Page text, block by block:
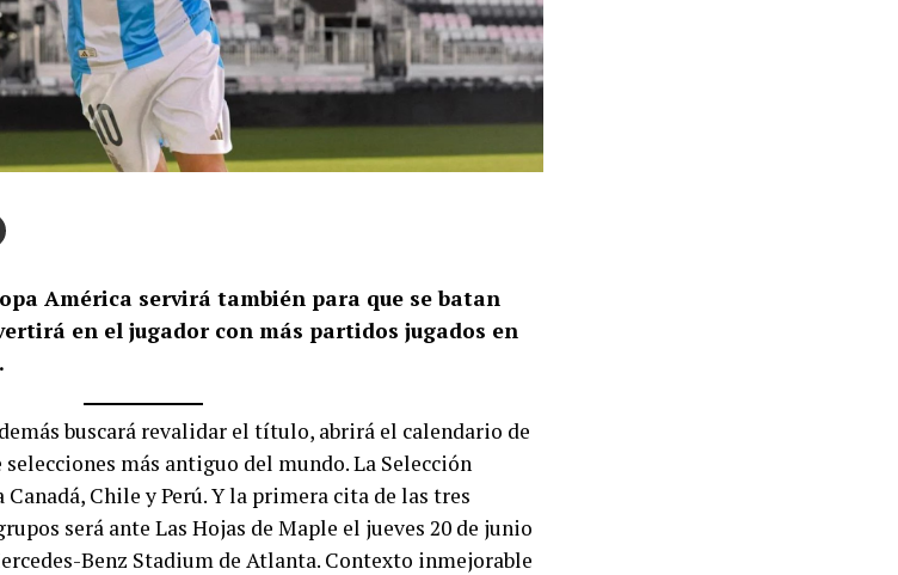
América servirá también para que se batan
en el jugador con más partidos jugados en
buscará revalidar el título, abrirá el calendario de
más antiguo del mundo. La Selección
Chile y Perú. Y la primera cita de las tres
será ante Las Hojas de Maple el jueves 20 de junio
Benz Stadium de Atlanta. Contexto inmejorable